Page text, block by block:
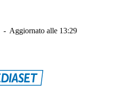
- Aggiornato alle 13:29